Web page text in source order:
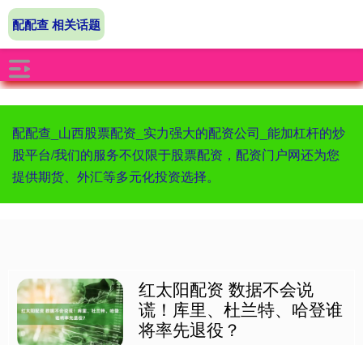
配配查_山西股票配资_实力强大的配资公司_能加杠杆的炒
股平台/我们的服务不仅限于股票配资，配资门户网还为您
提供期货、外汇等多元化投资选择。
配配查 相关话题
红太阳配资 数据不会说
谎！库里、杜兰特、哈登谁
将率先退役？